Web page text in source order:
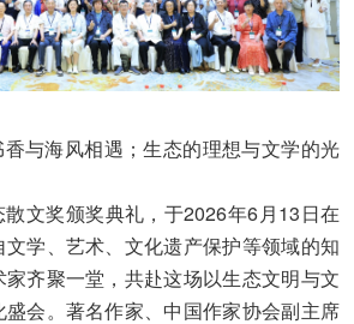
与海风相遇；生态的理想与文学的光
文奖颁奖典礼，于2026年6月13日在
学、艺术、文化遗产保护等领域的知
齐聚一堂，共赴这场以生态文明与文
会。著名作家、中国作家协会副主席